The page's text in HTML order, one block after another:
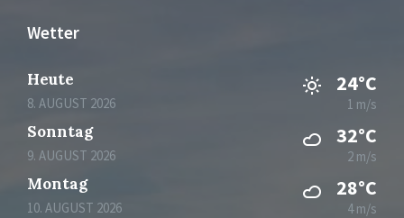
Wetter
Heute
8. AUGUST 2026
24°C
1 m/s
Sonntag
9. AUGUST 2026
32°C
2 m/s
Montag
10. AUGUST 2026
28°C
4 m/s